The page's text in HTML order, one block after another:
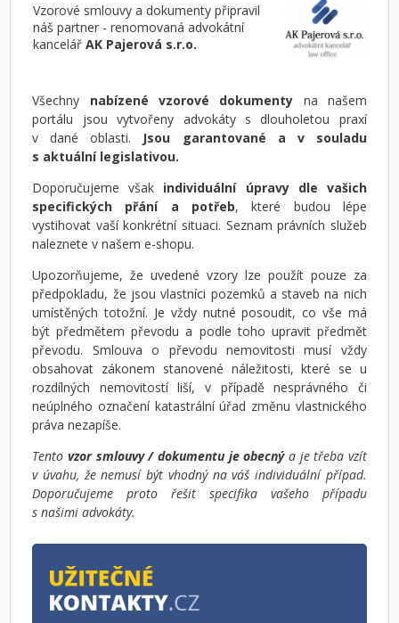
Vzorové smlouvy a dokumenty připravil
náš partner - renomovaná advokátní
kancelář AK Pajerová s.r.o.
Všechny nabízené vzorové dokumenty na našem
portálu jsou vytvořeny advokáty s dlouholetou praxí
v dané oblasti. Jsou garantované a v souladu
s aktuální legislativou.
Doporučujeme však individuální úpravy dle vašich
specifických přání a potřeb, které budou lépe
vystihovat vaší konkrétní situaci. Seznam právních služeb
naleznete v našem e-shopu.
Upozorňujeme, že uvedené vzory lze použít pouze za
předpokladu, že jsou vlastníci pozemků a staveb na nich
umístěných totožní. Je vždy nutné posoudit, co vše má
být předmětem převodu a podle toho upravit předmět
převodu. Smlouva o převodu nemovitosti musí vždy
obsahovat zákonem stanovené náležitosti, které se u
rozdílných nemovitostí liší, v případě nesprávného či
neúplného označení katastrální úřad změnu vlastnického
práva nezapíše.
Tento vzor smlouvy / dokumentu je obecný a je třeba vzít
v úvahu, že nemusí být vhodný na váš individuální případ.
Doporučujeme proto řešit specifika vašeho případu
s našimi advokáty.